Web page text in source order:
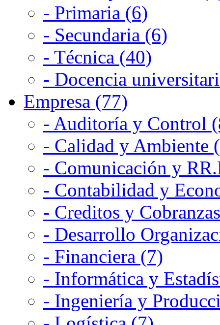
- Primaria (6)
- Secundaria (6)
- Técnica (40)
- Docencia
Empresa (77)
- Auditoría y Control
- Calidad y Ambiente
- Comunicación y
- Contabilidad y
- Creditos y
- Desarrollo
- Financiera (7)
- Informática y
- Ingeniería y